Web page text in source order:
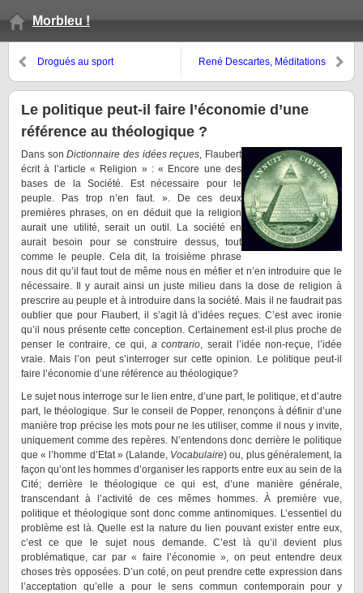
Morbleu !
Drogués au sport
René Descartes, Méditations
quatrième
Le politique peut-il faire l’économie d’une
référence au théologique ?
Dans sonDictionnaire des idées reçues, Flaubert
écrit à l’article « Religion » : « Encore une des
bases de la Société. Est nécessaire pour le
peuple. Pas trop n’en faut. ». De ces deux
premières phrases, on en déduit que la religion
aurait une utilité, serait un outil. La société en
aurait besoin pour se construire dessus, tout
comme le peuple. Cela dit, la troisième phrase
nous dit qu’il faut tout de même nous en méfier et n’en introduire que le
nécessaire. Il y aurait ainsi un juste milieu dans la dose de religion à
prescrire au peuple et à introduire dans la société. Mais il ne faudrait pas
oublier que pour Flaubert, il s’agit là d’idées reçues. C’est avec ironie
qu’il nous présente cette conception. Certainement est-il plus proche de
penser le contraire, ce qui, a contrario, serait l’idée non-reçue, l’idée
vraie. Mais l’on peut s’interroger sur cette opinion. Le politique peut-il
faire l’économie d’une référence au théologique?
Le sujet nous interroge sur le lien entre, d’une part, le politique, et d’autre
part, le théologique. Sur le conseil de Popper, renonçons à définir d’une
manière trop précise les mots pour ne les utiliser, comme il nous y invite,
uniquement comme des repères. N’entendons donc derrière le politique
que « l’homme d’Etat » (Lalande, Vocabulaire) ou, plus généralement, la
façon qu’ont les hommes d’organiser les rapports entre eux au sein de la
Cité; derrière le théologique ce qui est, d’une manière générale,
transcendant à l’activité de ces mêmes hommes. À première vue,
politique et théologique sont donc comme antinomiques. L’essentiel du
problème est là. Quelle est la nature du lien pouvant exister entre eux,
c’est ce que le sujet nous demande. C’est là qu’il devient plus
problématique, car par « faire l’économie », on peut entendre deux
choses très opposées. D’un coté, on peut prendre cette expression dans
l’acceptation qu’elle a pour le sens commun contemporain pour y